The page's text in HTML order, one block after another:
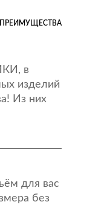
ПРЕИМУЩЕСТВА
в
изделий
Из них
для вас
без